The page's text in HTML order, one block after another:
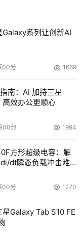
卡，如光纤网卡、
提供了很多
拔硬盘，数据容量可
以太网卡(它基
PCI 总线控制器),
络特性，充分保证了
系列让创新AI
00分 1669
南：AI 加持三星
高效办公更顺心
00分 1994
方形超级电容：解
dt瞬态负载冲击难
00分 1270
Galaxy Tab S10 FE